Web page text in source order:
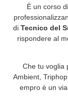
È un corso
di Tecnico del
rispondere al
Che tu voglia
Ambient,
empro è un